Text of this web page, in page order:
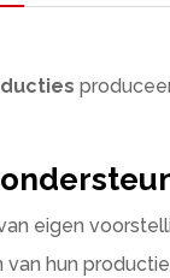
eigen
hun